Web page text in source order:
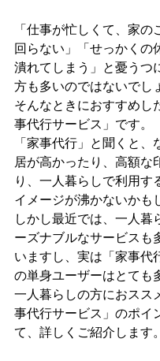
「仕事が忙しくて、家の
回らない」「せっかくの
潰れてしまう」と憂うつ
方も多いのではないでし
そんなときにおすすめし
事代行サービス」です。
「家事代行」と聞くと、
居が高かったり、高額な
り、一人暮らしで利用す
イメージが沸かないかも
しかし最近では、一人暮
ーズナブルなサービスも
いますし、実は「家事代
の単身ユーザーはとても
一人暮らしの方におスス
事代行サービス」のポイ
て、詳しくご紹介します。